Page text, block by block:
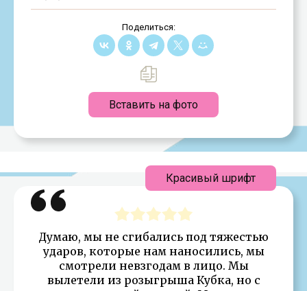
Поделиться:
Вставить на фото
Думаю, мы не сгибались под тяжестью
ударов, которые нам наносились, мы
смотрели невзгодам в лицо. Мы
вылетели из розыгрыша Кубка, но с
Красивый шрифт